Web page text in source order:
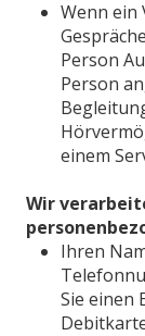
Wenn ein
Person
Person
einem
Wir
Ihren
Sie einen